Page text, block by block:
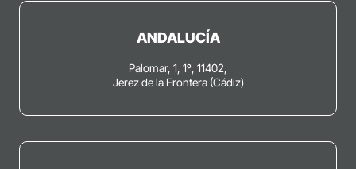
ANDALUCÍA
Palomar, 1, 1º, 11402,
Jerez de la Frontera (Cádiz)